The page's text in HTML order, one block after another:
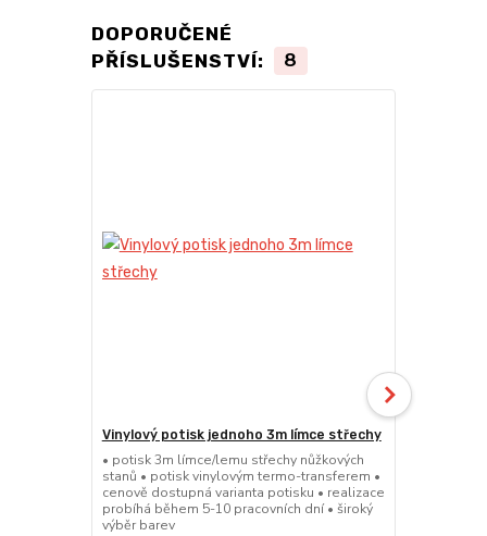
DOPORUČENÉ
PŘÍSLUŠENSTVÍ:
8
Vinylový potisk jednoho 3m límce střechy
• potisk 3m límce/lemu střechy nůžkových
stanů • potisk vinylovým termo-transferem •
cenově dostupná varianta potisku • realizace
probíhá během 5-10 pracovních dní • široký
výběr barev